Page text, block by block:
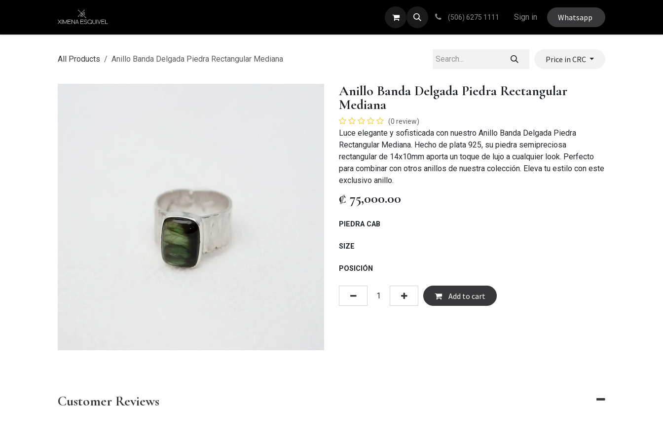
PULSERAS (506) 6275 1111 Sign in Whatsapp
All Products Anillo Banda Delgada Piedra Rectangular Mediana Price in CRC
Anillo Banda Delgada Piedra Rectangular
Mediana
(0 review)
Luce elegante y sofisticada con nuestro Anillo Banda Delgada Piedra
Rectangular Mediana. Hecho de plata 925, su piedra semipreciosa
rectangular de 14x10mm aporta un toque de lujo a cualquier look. Perfecto
para combinar con otros anillos de nuestra colección. Eleva tu estilo con este
exclusivo anillo.
₡ 75,000.00
PIEDRA CAB
SIZE
POSICIÓN
Add to cart
Customer Reviews